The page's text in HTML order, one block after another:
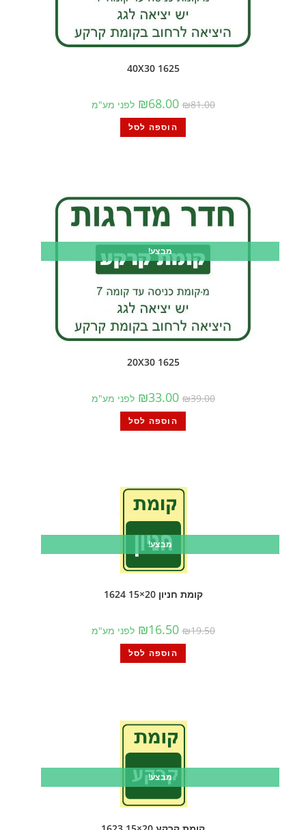
1625 40X30
₪81.00
₪68.00 לפני מע"מ
הוספה לסל
מבצע!
1625 20X30
₪39.00
₪33.00 לפני מע"מ
הוספה לסל
מבצע!
קומת חניון 20×15 1624
₪19.50
₪16.50 לפני מע"מ
הוספה לסל
מבצע!